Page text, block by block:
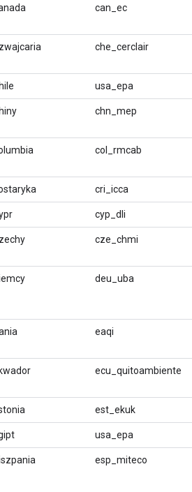
can_ec
che_cerclair
usa_epa
chn_mep
col_rmcab
cri_icca
cyp_dli
cze_chmi
deu_uba
eaqi
ecu_quitoambiente
est_ekuk
usa_epa
esp_miteco